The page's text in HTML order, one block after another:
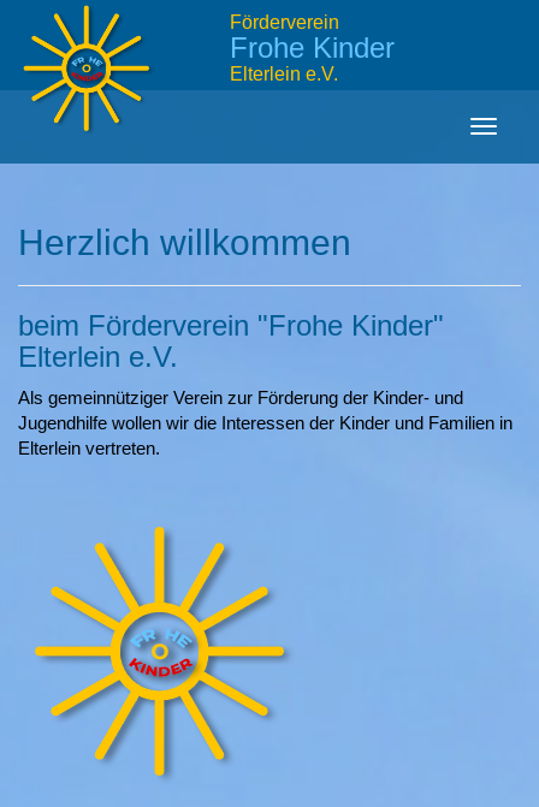
Förderverein
Frohe Kinder
Elterlein e.V.
Toggle
Herzlich willkommen
beim Förderverein "Frohe Kinder"
Elterlein e.V.
Als gemeinnütziger Verein zur Förderung der Kinder- und
Jugendhilfe wollen wir die Interessen der Kinder und Familien in
Elterlein vertreten.